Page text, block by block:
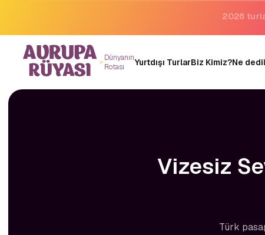
Binlerce
Dünyanın
Rotası
Yurtdışı TurlarBiz Kimiz?Ne
Vizesiz
Türk